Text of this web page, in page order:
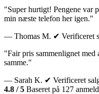
"Super hurtigt! Pengene var
min næste telefon her igen."
— Thomas M. ✔ Verificeret
"Fair pris sammenlignet med
samme."
— Sarah K. ✔ Verificeret
4.8 / 5 Baseret på 127